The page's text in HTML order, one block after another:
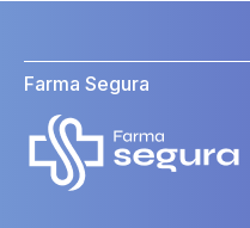
Farma Segura